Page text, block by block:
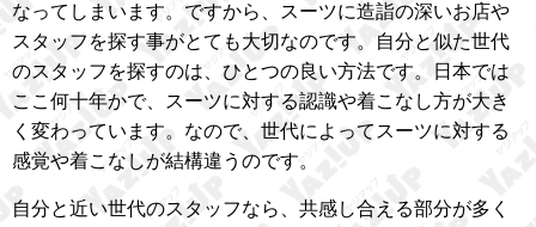
なってしまいます。ですから、スーツに造詣の深いお店や
スタッフを探す事がとても大切なのです。自分と似た世代
のスタッフを探すのは、ひとつの良い方法です。日本では
ここ何十年かで、スーツに対する認識や着こなし方が大き
く変わっています。なので、世代によってスーツに対する
感覚や着こなしが結構違うのです。
自分と近い世代のスタッフなら、共感し合える部分が多く